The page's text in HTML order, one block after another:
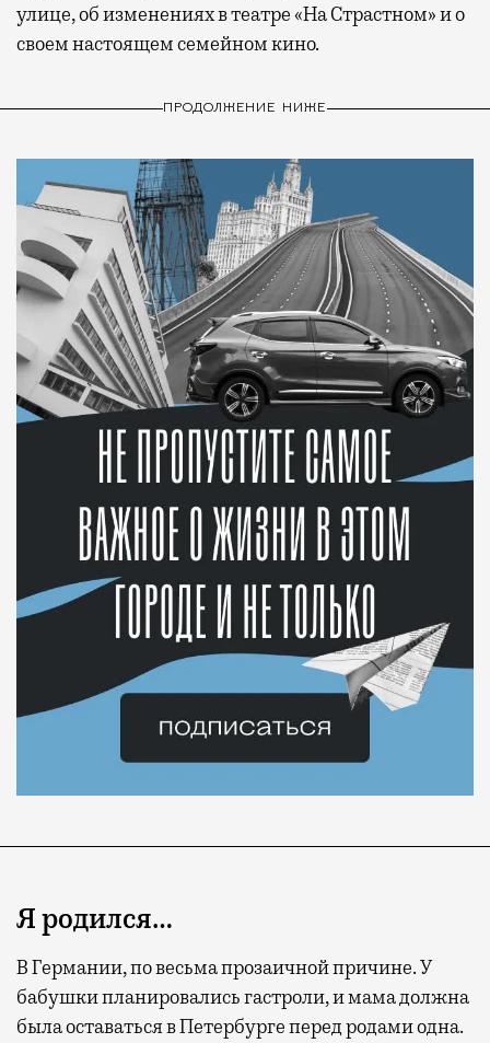
улице, об изменениях в театре «На Страстном» и о
своем настоящем семейном кино.
ПРОДОЛЖЕНИЕ НИЖЕ
Я родился…
В Германии, по весьма прозаичной причине. У
бабушки планировались гастроли, и мама должна
была оставаться в Петербурге перед родами одна.